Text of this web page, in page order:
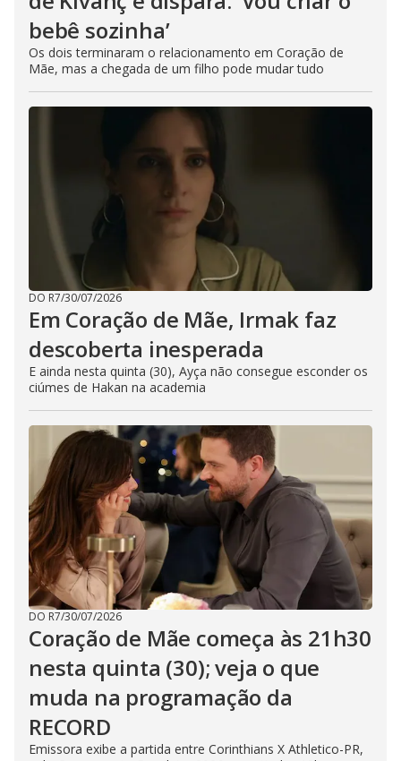
bebê sozinha’
Os dois terminaram o relacionamento em Coração de
Mãe, mas a chegada de um filho pode mudar tudo
DO R7/30/07/2026
Em Coração de Mãe, Irmak faz
descoberta inesperada
E ainda nesta quinta (30), Ayça não consegue esconder os
ciúmes de Hakan na academia
DO R7/30/07/2026
Coração de Mãe começa às 21h30
nesta quinta (30); veja o que
muda na programação da
RECORD
Emissora exibe a partida entre Corinthians X Athletico-PR,